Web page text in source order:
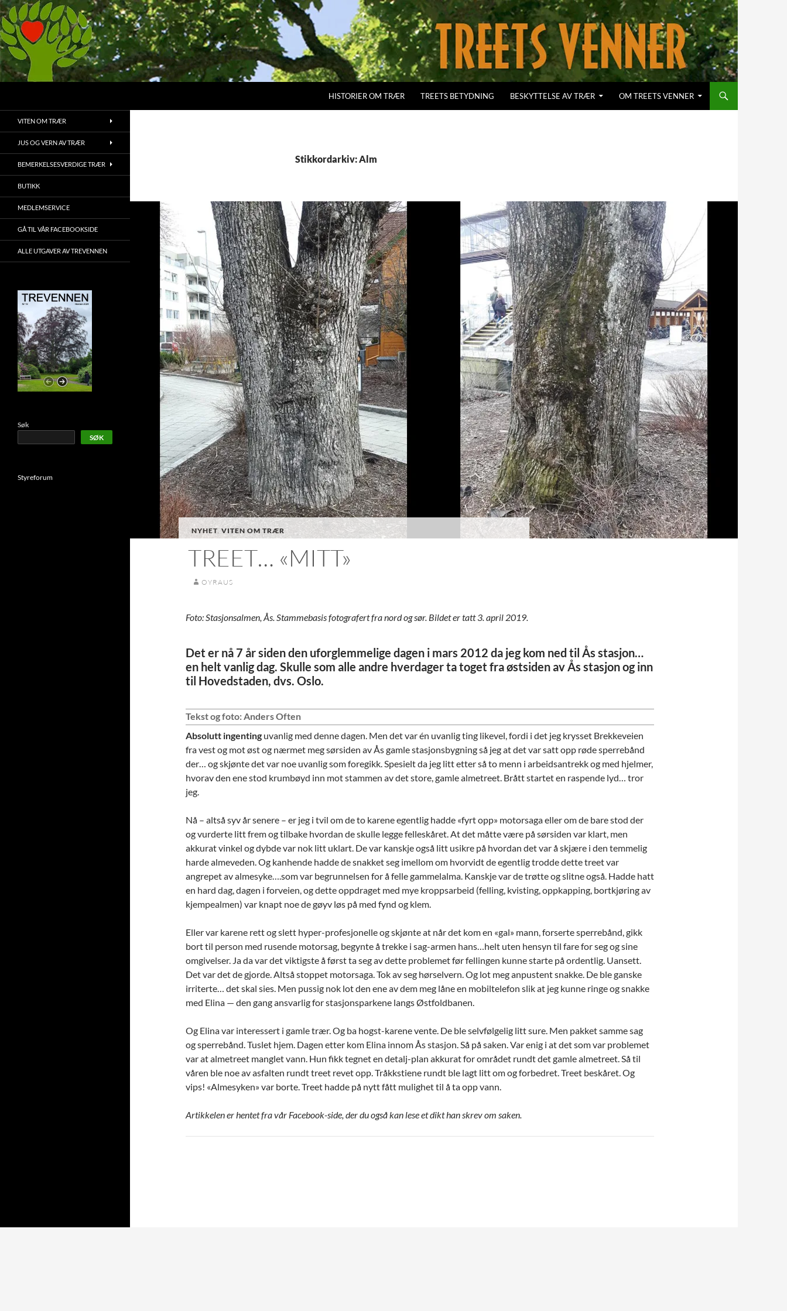
Hopp
til
innhold
HISTORIER OM TRÆR TREETS BETYDNING BESKYTTELSE AV TRÆR OM TREETS VENNER
Stikkordarkiv: Alm
NYHET,VITEN OM TRÆR
TREET… «MITT»
OYRAUS
Foto: Stasjonsalmen, Ås. Stammebasis fotografert fra nord og sør. Bildet er tatt 3. april 2019.
Det er nå 7 år siden den uforglemmelige dagen i mars 2012 da jeg kom ned til Ås stasjon…
en helt vanlig dag. Skulle som alle andre hverdager ta toget fra østsiden av Ås stasjon og inn
til Hovedstaden, dvs. Oslo.
Tekst og foto: Anders Often
Absolutt ingenting uvanlig med denne dagen. Men det var én uvanlig ting likevel, fordi i det jeg krysset Brekkeveien
fra vest og mot øst og nærmet meg sørsiden av Ås gamle stasjonsbygning så jeg at det var satt opp røde sperrebånd
der… og skjønte det var noe uvanlig som foregikk. Spesielt da jeg litt etter så to menn i arbeidsantrekk og med hjelmer,
hvorav den ene stod krumbøyd inn mot stammen av det store, gamle almetreet. Brått startet en raspende lyd… tror
jeg.
Nå – altså syv år senere – er jeg i tvil om de to karene egentlig hadde «fyrt opp» motorsaga eller om de bare stod der
og vurderte litt frem og tilbake hvordan de skulle legge felleskåret. At det måtte være på sørsiden var klart, men
akkurat vinkel og dybde var nok litt uklart. De var kanskje også litt usikre på hvordan det var å skjære i den temmelig
harde almeveden. Og kanhende hadde de snakket seg imellom om hvorvidt de egentlig trodde dette treet var
angrepet av almesyke….som var begrunnelsen for å felle gammelalma. Kanskje var de trøtte og slitne også. Hadde hatt
en hard dag, dagen i forveien, og dette oppdraget med mye kroppsarbeid (felling, kvisting, oppkapping, bortkjøring av
kjempealmen) var knapt noe de gøyv løs på med fynd og klem.
Eller var karene rett og slett hyper-profesjonelle og skjønte at når det kom en «gal» mann, forserte sperrebånd, gikk
bort til person med rusende motorsag, begynte å trekke i sag-armen hans…helt uten hensyn til fare for seg og sine
omgivelser. Ja da var det viktigste å først ta seg av dette problemet før fellingen kunne starte på ordentlig. Uansett.
Det var det de gjorde. Altså stoppet motorsaga. Tok av seg hørselvern. Og lot meg anpustent snakke. De ble ganske
irriterte… det skal sies. Men pussig nok lot den ene av dem meg låne en mobiltelefon slik at jeg kunne ringe og snakke
med Elina — den gang ansvarlig for stasjonsparkene langs Østfoldbanen.
Og Elina var interessert i gamle trær. Og ba hogst-karene vente. De ble selvfølgelig litt sure. Men pakket samme sag
og sperrebånd. Tuslet hjem. Dagen etter kom Elina innom Ås stasjon. Så på saken. Var enig i at det som var problemet
var at almetreet manglet vann. Hun fikk tegnet en detalj-plan akkurat for området rundt det gamle almetreet. Så til
våren ble noe av asfalten rundt treet revet opp. Tråkkstiene rundt ble lagt litt om og forbedret. Treet beskåret. Og
vips! «Almesyken» var borte. Treet hadde på nytt fått mulighet til å ta opp vann.
Artikkelen er hentet fra vår Facebook-side, der du også kan lese et dikt han skrev om saken.
trær og vegetasjon
VITEN OM TRÆR
JUS OG VERN AV TRÆR
BEMERKELSESVERDIGE TRÆR
BUTIKK
MEDLEMSERVICE
GÅ TIL VÅR FACEBOOKSIDE
ALLE UTGAVER AV TREVENNEN
Søk
SØK
Styreforum